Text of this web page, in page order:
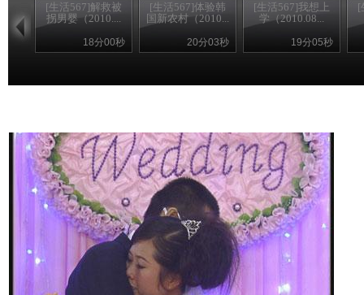
[生活567]解救被
拐男婴（2010....
18分00秒
[生活567]体验韩
国新农村（2010...
20分03秒
[生活567]我想上
学（2010.08...
19分05秒
[